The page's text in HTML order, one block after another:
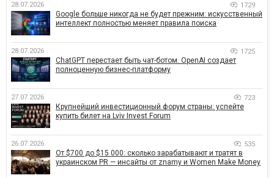
28.07.2026 1729
Google больше никогда не будет прежним: искусственный
интеллект полностью меняет правила поиска
28.07.2026 1725
ChatGPT перестает быть чат-ботом. OpenAI создает
полноценную бизнес-платформу
27.07.2026 723
Крупнейший инвестиционный форум страны: успейте
купить билет на Lviv Invest Forum
26.07.2026 535
От $700 до $15 000: сколько зарабатывают и тратят в
украинском PR — инсайты от znamy и Women Make Money